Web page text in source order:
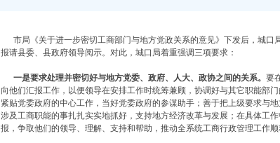
市局《关于进一步密切工商部门与地方党政关系的意见》下发后，城口
报请县委、县政府领导阅示。对此，城口局着重强调三项要求：
一是要求处理并密切好与地方党委、政府、人大、政协之间的关系。 要
向他们汇报工作，以便领导在安排工作时统筹兼顾，协调好与其它职能部
紧贴党委政府的中心工作，当好党委政府的参谋助手；善于把上级要求与
涉及工商职能的事扎扎实实地抓好，支持地方经济改革与发展；在具体工
报，争取他们的领导、理解、支持和帮助，推动全系统工商行政管理工作